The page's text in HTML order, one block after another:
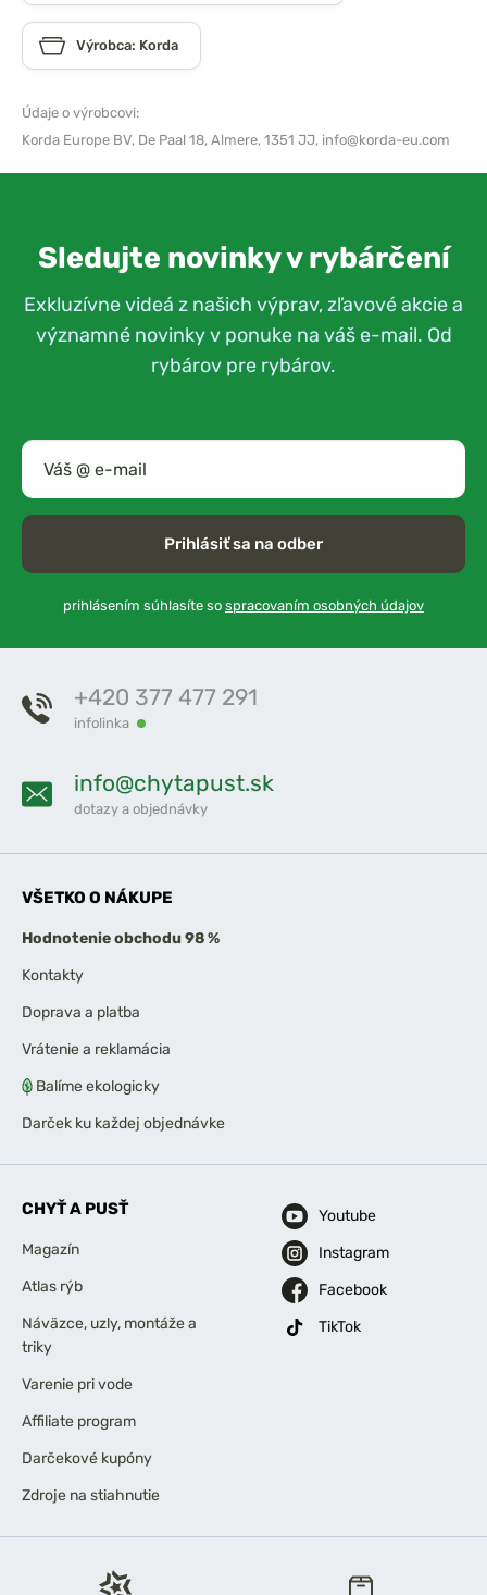
Výrobca: Korda
Údaje o výrobcovi:
Korda Europe BV, De Paal 18, Almere, 1351 JJ, info@korda-eu.com
Sledujte novinky v rybárčení
Exkluzívne videá z našich výprav, zľavové akcie a
významné novinky v ponuke na váš e-mail. Od
rybárov pre rybárov.
Prihlásiť sa na odber
prihlásením súhlasíte so spracovaním osobných údajov
+420 377 477 291
infolinka
info@chytapust.sk
dotazy a objednávky
VŠETKO O NÁKUPE
Hodnotenie obchodu 98 %
Kontakty
Doprava a platba
Vrátenie a reklamácia
Balíme ekologicky
Darček ku každej objednávke
CHYŤ A PUSŤ
Magazín
Atlas rýb
Náväzce, uzly, montáže a
triky
Varenie pri vode
Affiliate program
Darčekové kupóny
Zdroje na stiahnutie
Youtube
Instagram
Facebook
TikTok